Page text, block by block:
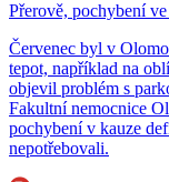
Přerově, pochybení
Červenec byl v
tepot, například na
objevil problém s
Fakultní nemocnice
pochybení v kauze
nepotřebovali.